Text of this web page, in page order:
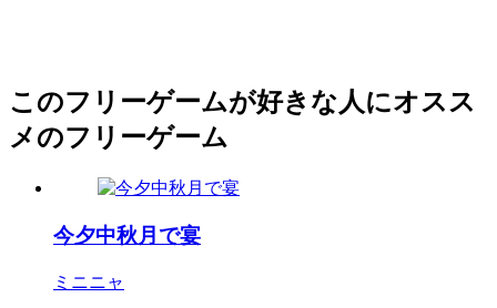
このフリーゲームが好きな人にオスス
メのフリーゲーム
今夕中秋月で宴
ミニニャ